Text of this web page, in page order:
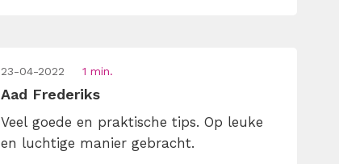
23-04-2022 1 min.
Aad Frederiks
Veel goede en praktische tips. Op leuke
en luchtige manier gebracht.